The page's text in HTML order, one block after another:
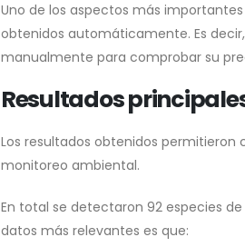
Uno de los aspectos más
obtenidos automáticamente. Es
manualmente para comprobar su
Resultados
Los resultados obtenidos
monitoreo ambiental.
En total se detectaron 92 especies
datos más relevantes es que: